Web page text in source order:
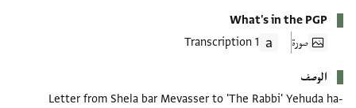
What's in the PGP
صورة
1 Transcription
الوصف
Letter from Shela bar Mevasser to 'The Rabbi' Yehuda ha-